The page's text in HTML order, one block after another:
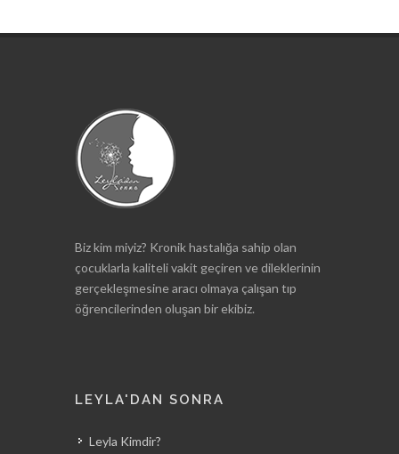
Biz kim miyiz? Kronik hastalığa sahip olan
çocuklarla kaliteli vakit geçiren ve dileklerinin
gerçekleşmesine aracı olmaya çalışan tıp
öğrencilerinden oluşan bir ekibiz.
LEYLA'DAN SONRA
Leyla Kimdir?